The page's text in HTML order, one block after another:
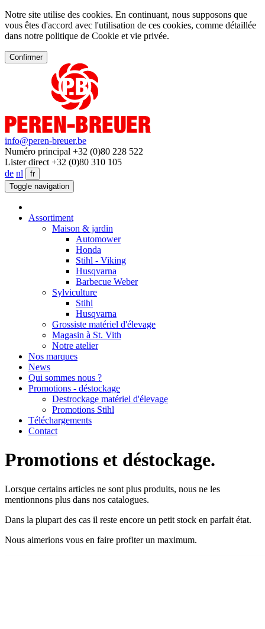
Notre site utilise des cookies. En continuant, nous supposons que
vous êtes d'accord avec l'utilisation de ces cookies, comme détaillée
dans notre politique de Cookie et vie privée.
Confirmer
info@peren-breuer.be
Numéro principal +32 (0)80 228 522
Lister direct +32 (0)80 310 105
de nl
fr
Toggle navigation
Assortiment
Maison & jardin
Automower
Honda
Stihl - Viking
Husqvarna
Barbecue Weber
Sylviculture
Stihl
Husqvarna
Grossiste matériel d'élevage
Magasin à St. Vith
Notre atelier
Nos marques
News
Qui sommes nous ?
Promotions - déstockage
Destrockage matériel d'élevage
Promotions Stihl
Téléchargements
Contact
Promotions et déstockage.
Lorsque certains articles ne sont plus produits, nous ne les
mentionnons plus dans nos catalogues.
Dans la plupart des cas il reste encore un petit stock en parfait état.
Nous aimerions vous en faire profiter un maximum.